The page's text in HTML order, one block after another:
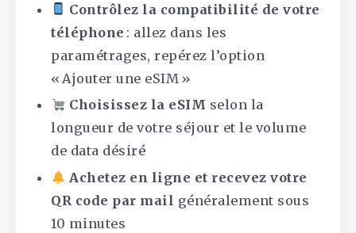
Contrôlez la compatibilité de votre
téléphone : allez dans les
paramétrages, repérez l’option
« Ajouter une eSIM »
Choisissez la eSIM selon la
longueur de votre séjour et le volume
de data désiré
Achetez en ligne et recevez votre
QR code par mail généralement sous
10 minutes